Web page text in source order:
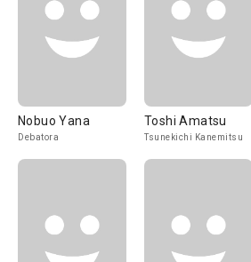
Nobuo Yana
Debatora
Toshi Amatsu
Tsunekichi Kanemitsu